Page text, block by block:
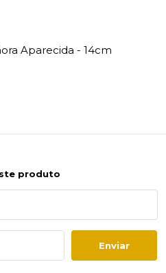
Aparecida - 14cm
produto
Enviar